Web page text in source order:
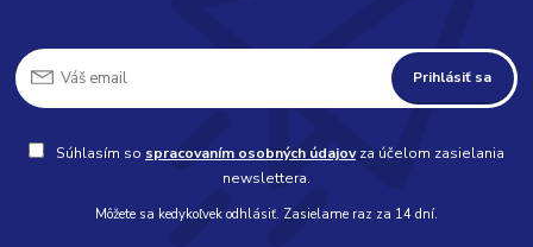
Prihlásiť sa
Súhlasím so spracovaním osobných údajovza účelom zasielania
newslettera.
Môžete sa kedykoľvek odhlásiť. Zasielame raz za 14 dní.